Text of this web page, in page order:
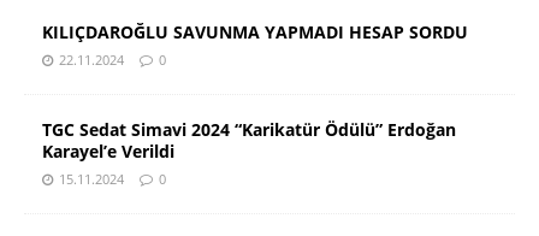
KILIÇDAROĞLU SAVUNMA YAPMADI HESAP SORDU
22.11.2024 0
TGC Sedat Simavi 2024 “Karikatür Ödülü” Erdoğan
Karayel’e Verildi
15.11.2024 0